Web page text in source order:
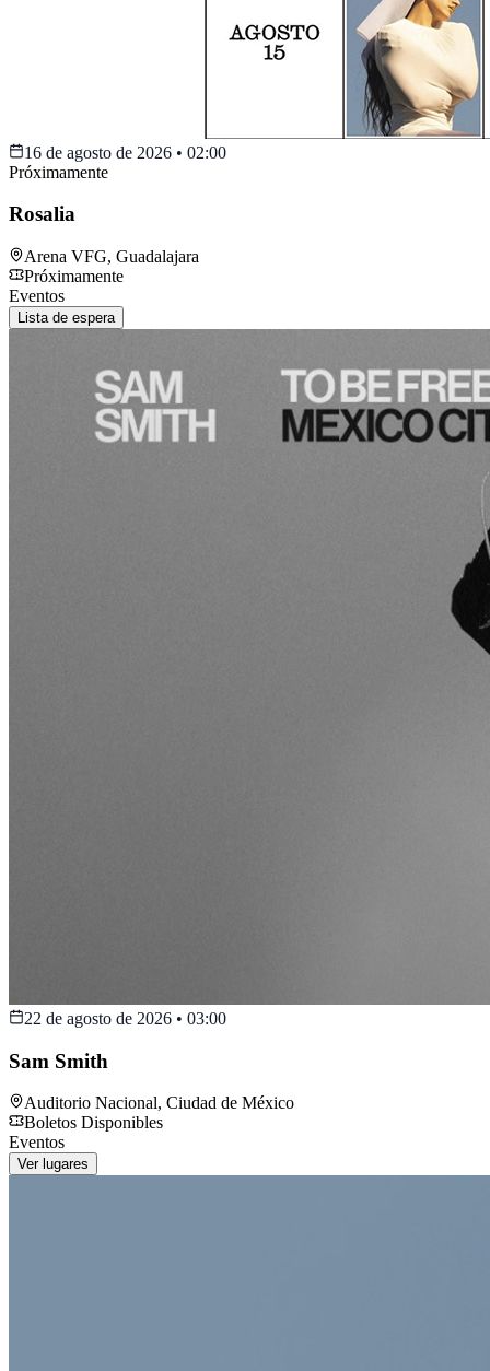
16 de agosto de 2026 • 02:00
Próximamente
Rosalia
Arena VFG, Guadalajara
Próximamente
Eventos
Lista de espera
22 de agosto de 2026 • 03:00
Sam Smith
Auditorio Nacional, Ciudad de México
Boletos Disponibles
Eventos
Ver lugares